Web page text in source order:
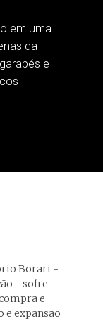
em uma
da
e
Borari -
- sofre
e
e expansão